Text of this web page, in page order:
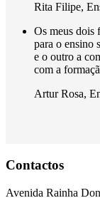
Rita Filipe,
Os meus dois
para o ensino
e o outro a
com a
Artur Rosa,
Contactos
Avenida Rainha